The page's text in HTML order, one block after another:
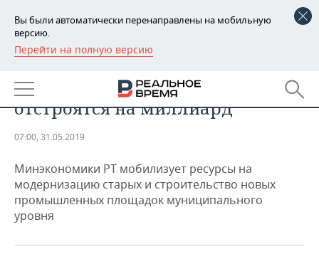
Вы были автоматически перенаправлены на мобильную
версию.
Перейти на полную версию
РЕГИОНЫ
БАШКОРТОСТАН
ТАТАРСТАН
НОВОСТИ
АНАЛИТИКА
ДЕКЛАРАЦИИ О ДОХОДАХ
КОРОЛИ ГОСЗАКАЗА ПФО
ВУЗЫ ТАТАРСТАНА
НОВОСТИ ЭКОНОМИКИ
ФИНАНСЫ
БАНКИ
ПРОМЫШЛЕННОСТЬ
НОВОСТИ
ПРОМЫШЛЕННОСТИ
НЕДВИЖИМОСТЬ
НОВОСТИ НЕДВИЖИМОСТИ
АВТО
Промпарки Татарстана
отстроятся на миллиард
07:00, 31.05.2019
Минэкономики РТ мобилизует ресурсы на
модернизацию старых и строительство новых
промышленных площадок муниципального
уровня